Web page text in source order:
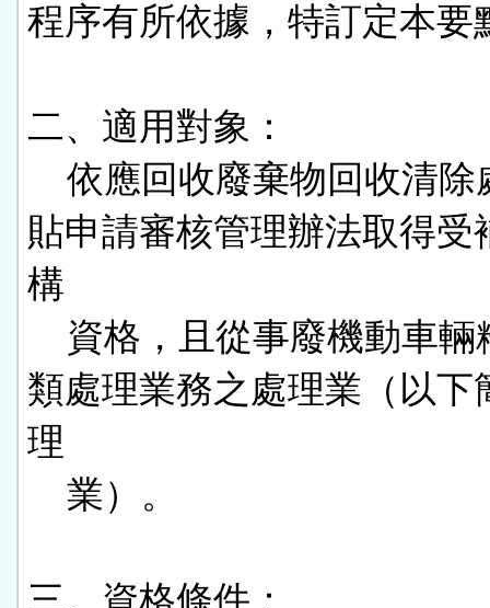
程序有所依據，特訂定本要
二、適用對象：
貼申請審核管理辦法取得受
構
類處理業務之處理業（以下
理